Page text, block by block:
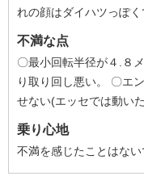
れの顔はダイハツっぽく
不満な点
〇最小回転半径が４.８
り取り回し悪い。 〇エ
せない(エッセでは動いた
乗り心地
不満を感じたことはない